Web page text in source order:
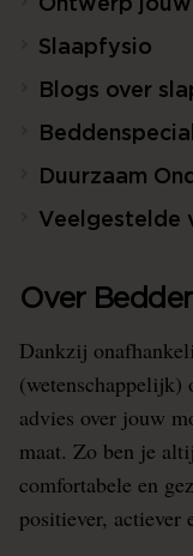
Ontwerp jouw
Slaapfysio
Blogs over
Duurzaam
Veelgestelde
Over
Dankzij
(wetenschappelijk)
advies over jouw
maat. Zo ben je
comfortabele en
positiever, actiever